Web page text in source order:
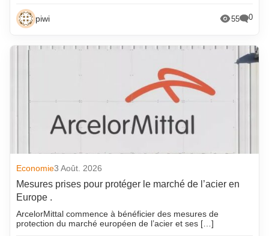
piwi 55 0
Economie3 Août. 2026
Mesures prises pour protéger le marché de l’acier en
Europe .
ArcelorMittal commence à bénéficier des mesures de
protection du marché européen de l’acier et ses […]